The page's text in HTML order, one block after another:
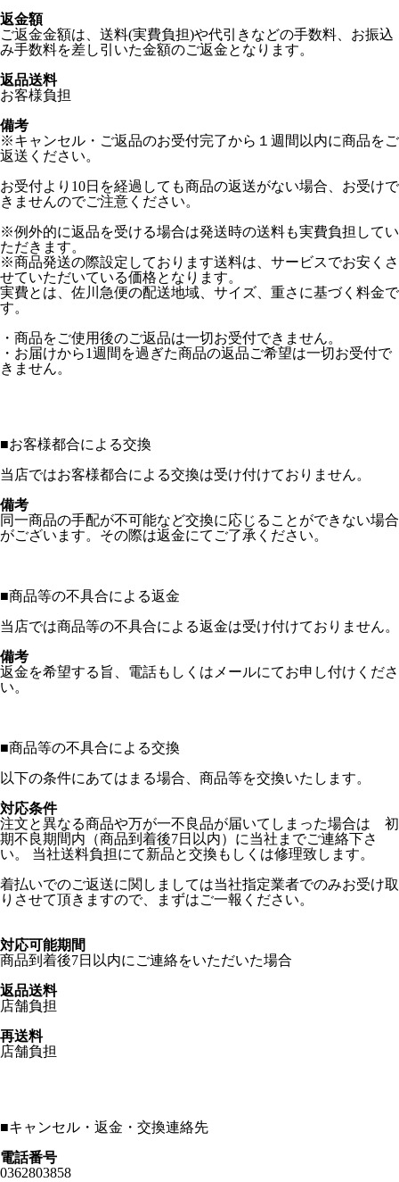
返金額
ご返金金額は、送料(実費負担)や代引きなどの手数料、お振込
み手数料を差し引いた金額のご返金となります。
返品送料
お客様負担
備考
※キャンセル・ご返品のお受付完了から１週間以内に商品をご
返送ください。
お受付より10日を経過しても商品の返送がない場合、お受けで
きませんのでご注意ください。
※例外的に返品を受ける場合は発送時の送料も実費負担してい
ただきます。
※商品発送の際設定しております送料は、サービスでお安くさ
せていただいている価格となります。
実費とは、佐川急便の配送地域、サイズ、重さに基づく料金で
す。
・商品をご使用後のご返品は一切お受付できません。
・お届けから1週間を過ぎた商品の返品ご希望は一切お受付で
きません。
■お客様都合による交換
当店ではお客様都合による交換は受け付けておりません。
備考
同一商品の手配が不可能など交換に応じることができない場合
がございます。その際は返金にてご了承ください。
■商品等の不具合による返金
当店では商品等の不具合による返金は受け付けておりません。
備考
返金を希望する旨、電話もしくはメールにてお申し付けくださ
い。
■商品等の不具合による交換
以下の条件にあてはまる場合、商品等を交換いたします。
対応条件
注文と異なる商品や万が一不良品が届いてしまった場合は 初
期不良期間内（商品到着後7日以内）に当社までご連絡下さ
い。 当社送料負担にて新品と交換もしくは修理致します。
着払いでのご返送に関しましては当社指定業者でのみお受け取
りさせて頂きますので、まずはご一報ください。
対応可能期間
商品到着後7日以内にご連絡をいただいた場合
返品送料
店舗負担
再送料
店舗負担
■キャンセル・返金・交換連絡先
電話番号
0362803858